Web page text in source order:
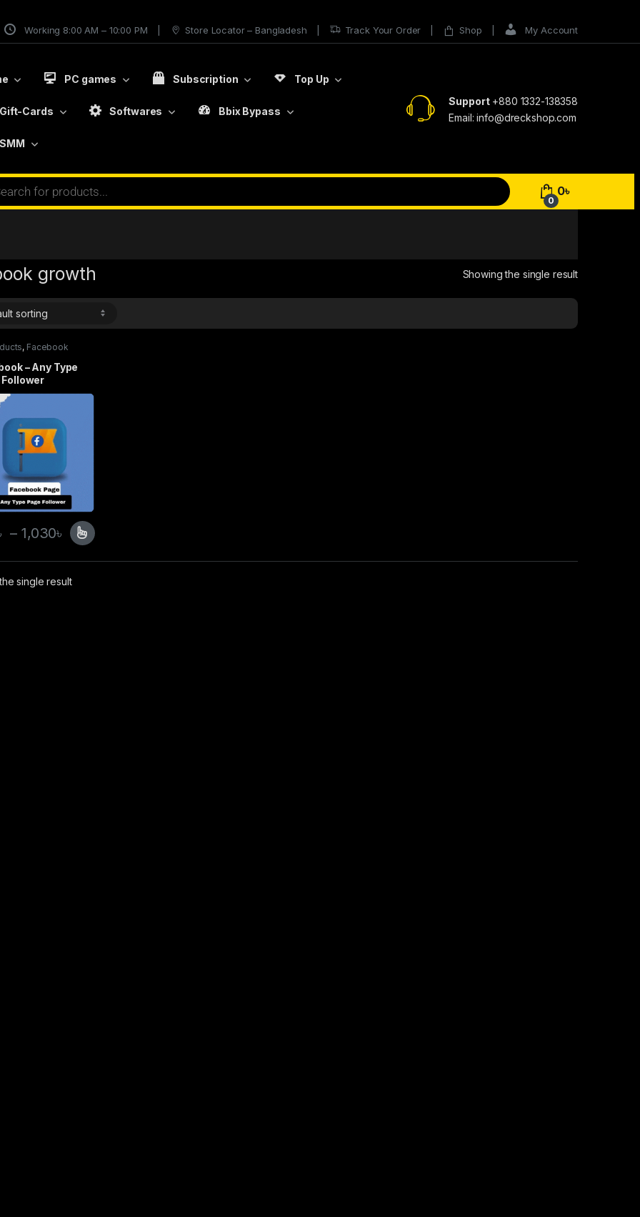
Working 8:00 AM – 10:00 PM Store Locator – Bangladesh Track Your Order Shop My Account
PC games Subscription Top Up
Gift-Cards Softwares Bbix Bypass
SMM
Support+880 1332-138358
Email: info@dreckshop.com
0
0৳
growth Showing the single result
, Facebook
– Any Type
Follower
– 1,030৳
single result